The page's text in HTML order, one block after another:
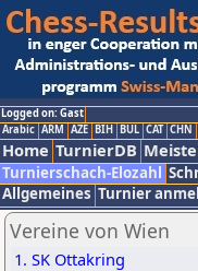
Logged on: Gast
Arabic ARM AZE BIH BUL CAT CHN
Home TurnierDB
Turnierschach-Elozahl
Allgemeines Turnier
Vereine von Wien
1. SK Ottakring